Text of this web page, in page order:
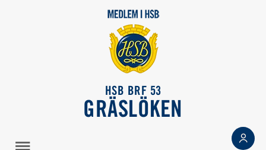
HSB BRF 53
GRÄSLÖKEN